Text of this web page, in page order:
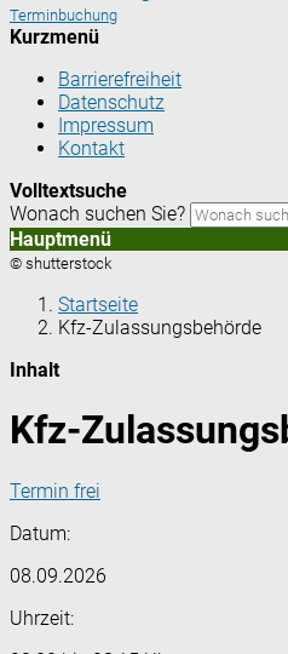
Terminbuchung
Kurzmenü
Barrierefreiheit
Datenschutz
Impressum
Kontakt
Volltextsuche
Wonach suchen Sie?
Hauptmenü
© shutterstock
Startseite
Kfz-Zulassungsbehörde
Inhalt
Kfz-
Termin frei
Datum:
08.09.2026
Uhrzeit: